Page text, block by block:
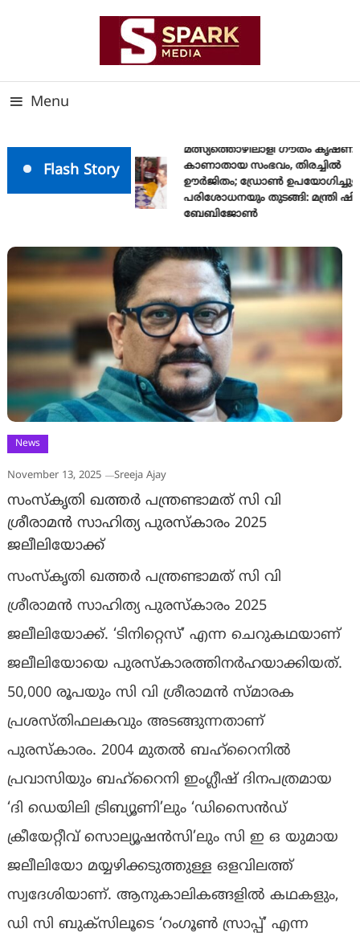
Menu
Flash Story
മത്സ്യത്തൊഴിലാളി ഗൗതം
കാണാതായ സംഭവം, തിരച്ചിൽ
ഊർജിതം; ഡ്രോണ്‍
പരിശോധനയും തുടങ്ങി: മന്ത്രി
ബേബിജോണ്‍
News
November 13, 2025 Sreeja Ajay
സംസ്‌കൃതി ഖത്തര്‍ പന്ത്രണ്ടാമത് സി വി
ശ്രീരാമന്‍ സാഹിത്യ പുരസ്‌കാരം 2025
ജലീലിയോക്ക്
സംസ്‌കൃതി ഖത്തര്‍ പന്ത്രണ്ടാമത് സി വി
ശ്രീരാമന്‍ സാഹിത്യ പുരസ്‌കാരം 2025
ജലീലിയോക്ക്. ‘ടിനിറ്റെസ്’ എന്ന ചെറുകഥയാണ്
ജലീലിയോയെ പുരസ്‌കാരത്തിനര്‍ഹയാക്കിയത്.
50,000 രൂപയും സി വി ശ്രീരാമന്‍ സ്മാരക
പ്രശസ്തിഫലകവും അടങ്ങുന്നതാണ്
പുരസ്‌കാരം. 2004 മുതല്‍ ബഹ്‌റൈനില്‍
പ്രവാസിയും ബഹ്‌റൈനി ഇംഗ്ലീഷ് ദിനപത്രമായ
‘ദി ഡെയിലി ട്രിബ്യൂണി’ലും ‘ഡിസൈന്‍ഡ്
ക്രീയേറ്റീവ് സൊല്യൂഷന്‍സി’ലും സി ഇ ഒ യുമായ
ജലീലിയോ മയ്യഴിക്കടുത്തുള്ള ഒളവിലത്ത്
സ്വദേശിയാണ്. ആനുകാലികങ്ങളില്‍ കഥകളും,
ഡി സി ബുക്‌സിലൂടെ ‘റംഗൂണ്‍ സ്രാപ്പ്’ എന്ന